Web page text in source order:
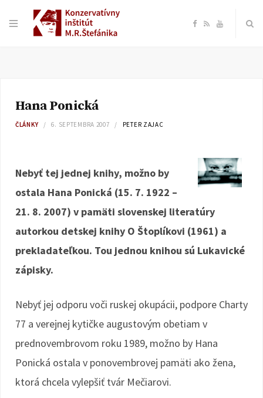
F
o
k
R Y
b
Hana Ponická
ČLÁNKY 6. SEPTEMBRA 2007 PETER ZAJAC
Nebyť tej jednej knihy, možno by
ostala Hana Ponická (15. 7. 1922 –
21. 8. 2007) v pamäti slovenskej literatúry
autorkou detskej knihy O Štoplíkovi (1961) a
prekladateľkou. Tou jednou knihou sú Lukavické
zápisky.
Nebyť jej odporu voči ruskej okupácii, podpore Charty
77 a verejnej kytičke augustovým obetiam v
prednovembrovom roku 1989, možno by Hana
Ponická ostala v ponovembrovej pamäti ako žena,
ktorá chcela vylepšiť tvár Mečiarovi.